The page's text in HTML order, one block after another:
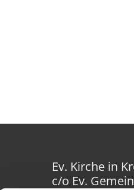
Ev. Kirche in
c/o Ev.